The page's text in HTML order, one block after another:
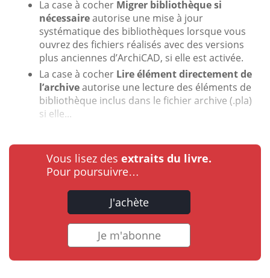
La case à cocher Migrer bibliothèque si
nécessaireautorise une mise à jour
systématique des bibliothèques lorsque vous
ouvrez des fichiers réalisés avec des versions
plus anciennes d’ArchiCAD, si elle est activée.
La case à cocher Lire élément directement de
l’archiveautorise une lecture des éléments de
bibliothèque inclus dans le fichier archive (.pla)
si elle...
Vous lisez des extraits du livre.
Pour poursuivre…
J'achète
Je m'abonne